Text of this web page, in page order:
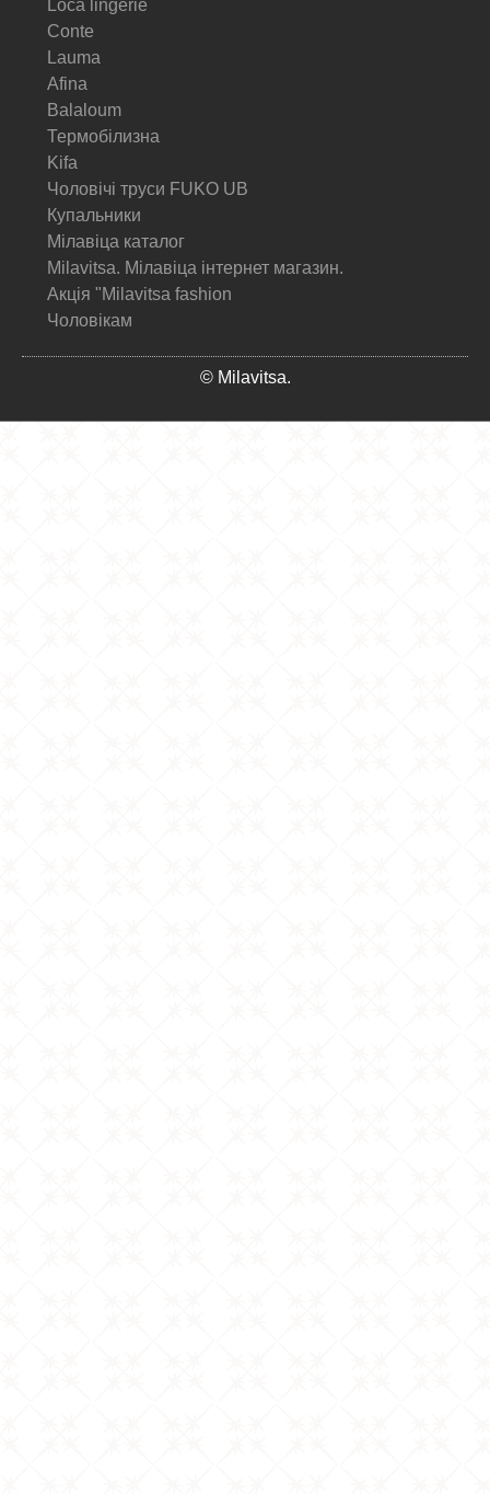
Loca lingerie
Conte
Lauma
Afina
Balaloum
Термобілизна
Kifa
Чоловічі труси FUKO UB
Купальники
Мілавіца каталог
Milavitsa. Мілавіца інтернет магазин.
Акція "Milavitsa fashion
Чоловікам
© Milavitsa.